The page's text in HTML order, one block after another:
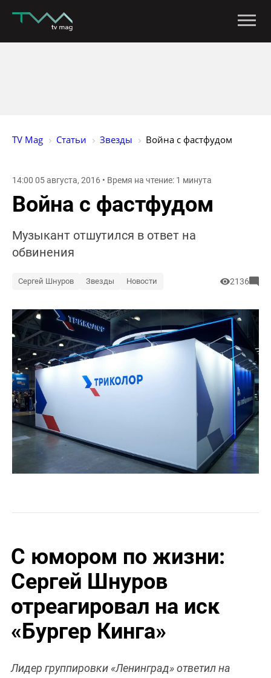
TV Mag Статьи Звезды Война с фастфудом
14:00 05 августа, 2016 • Время на чтение: 1 минута
Война с фастфудом
Музыкант отшутился в ответ на
обвинения
Сергей Шнуров Звезды Новости 2136
С юмором по жизни:
Сергей Шнуров
отреагировал на иск
«Бургер Кинга»
Лидер группировки «Ленинград» ответил на